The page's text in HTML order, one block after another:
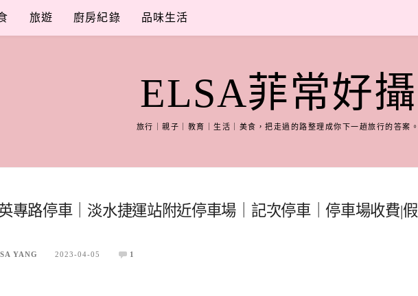
旅遊 廚房紀錄 品味生活
ELSA菲常好攝
旅行｜親子｜教育｜生活｜美食，把走過的路整理成你下一趟旅行的答案。
專路停車｜淡水捷運站附近停車場｜記次停車｜停車場收費|假
YANG 2023-04-05 1